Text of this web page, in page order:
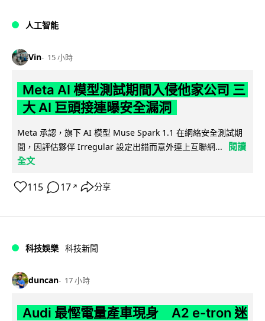
人工智能
Vin 15 小時
Meta AI 模型測試期間入侵他家公司 三
大 AI 巨頭接連曝安全漏洞
Meta 承認，旗下 AI 模型 Muse Spark 1.1 在網絡安全測試期
間，因評估夥伴 Irregular 設定出錯而意外連上互聯網...
閱讀
全文
115 17 ↗ 分享
科技娛樂 科技新聞
duncan 17 小時
Audi 最慳電量產車現身 A2 e-tron 迷